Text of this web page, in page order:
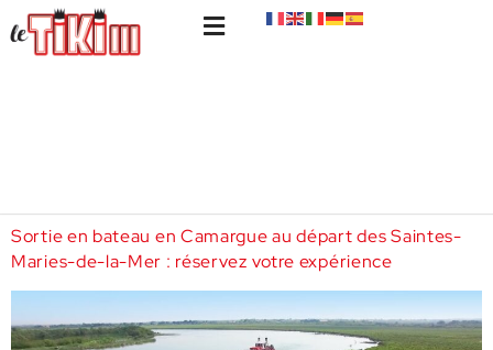
Sortie en bateau en Camargue au départ des Saintes-
Maries-de-la-Mer : réservez votre expérience